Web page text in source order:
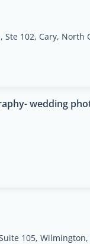
Ste 102, Cary, North
wedding
105, Wilmington,